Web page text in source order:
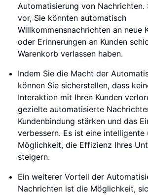
Automatisierung von Nachrichten.
vor, Sie könnten automatisch
Willkommensnachrichten an neue
oder Erinnerungen an Kunden
Warenkorb verlassen haben.
Indem Sie die Macht der
können Sie sicherstellen, dass
Interaktion mit Ihren Kunden
gezielte automatisierte
Kundenbindung stärken und das
verbessern. Es ist eine
Möglichkeit, die Effizienz Ihres
steigern.
Ein weiterer Vorteil der
Nachrichten ist die Möglichkeit,